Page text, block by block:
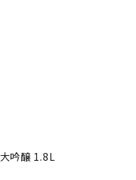
吟醸 1.8L